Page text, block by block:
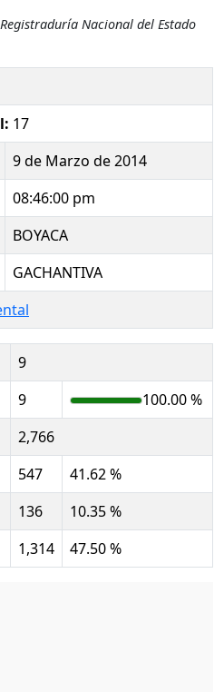
Nacional del Estado
17
9 de Marzo de 2014
08:46:00 pm
BOYACA
GACHANTIVA
9
9
100.00 %
2,766
547
41.62 %
136
10.35 %
1,314 47.50 %